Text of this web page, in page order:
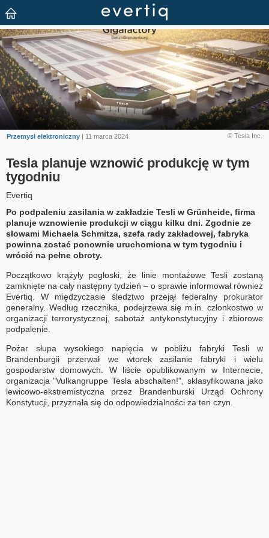
© Tesla Inc.
Przemysł elektroniczny | 11 marca 2024
Tesla planuje wznowić produkcję w tym
tygodniu
Evertiq
Po podpaleniu zasilania w zakładzie Tesli w Grünheide, firma
planuje wznowienie produkcji w ciągu kilku dni. Zgodnie ze
słowami Michaela Schmitza, szefa rady zakładowej, fabryka
powinna zostać ponownie uruchomiona w tym tygodniu i
wrócić na pełne obroty.
Początkowo krążyły pogłoski, że linie montażowe Tesli zostaną
zamknięte na cały następny tydzień – o sprawie informował również
Evertiq. W międzyczasie śledztwo przejął federalny prokurator
generalny. Według rzecznika, podejrzewa się m.in. członkostwo w
organizacji terrorystycznej, sabotaż antykonstytucyjny i zbiorowe
podpalenie.
Pożar słupa wysokiego napięcia w pobliżu fabryki Tesli w
Brandenburgii przerwał we wtorek zasilanie fabryki i wielu
gospodarstw domowych. W liście opublikowanym w Internecie,
organizacja "Vulkangruppe Tesla abschalten!", sklasyfikowana jako
lewicowo-ekstremistyczna przez Brandenburski Urząd Ochrony
Konstytucji, przyznała się do odpowiedzialności za ten czyn.